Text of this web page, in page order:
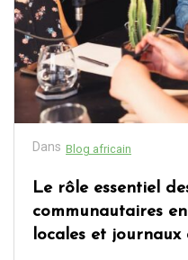
Dans Blog africain
Le rôle essentiel
communautaires
locales et